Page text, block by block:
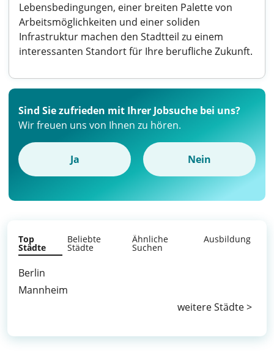
Lebensbedingungen, einer breiten Palette von
Arbeitsmöglichkeiten und einer soliden
Infrastruktur machen den Stadtteil zu einem
interessanten Standort für Ihre berufliche Zukunft.
Sind Sie zufrieden mit Ihrer Jobsuche bei uns?
Wir freuen uns von Ihnen zu hören.
Ja Nein
Top
Städte
Beliebte
Städte
Ähnliche
Suchen
Ausbildung
Berlin
Mannheim
weitere Städte >